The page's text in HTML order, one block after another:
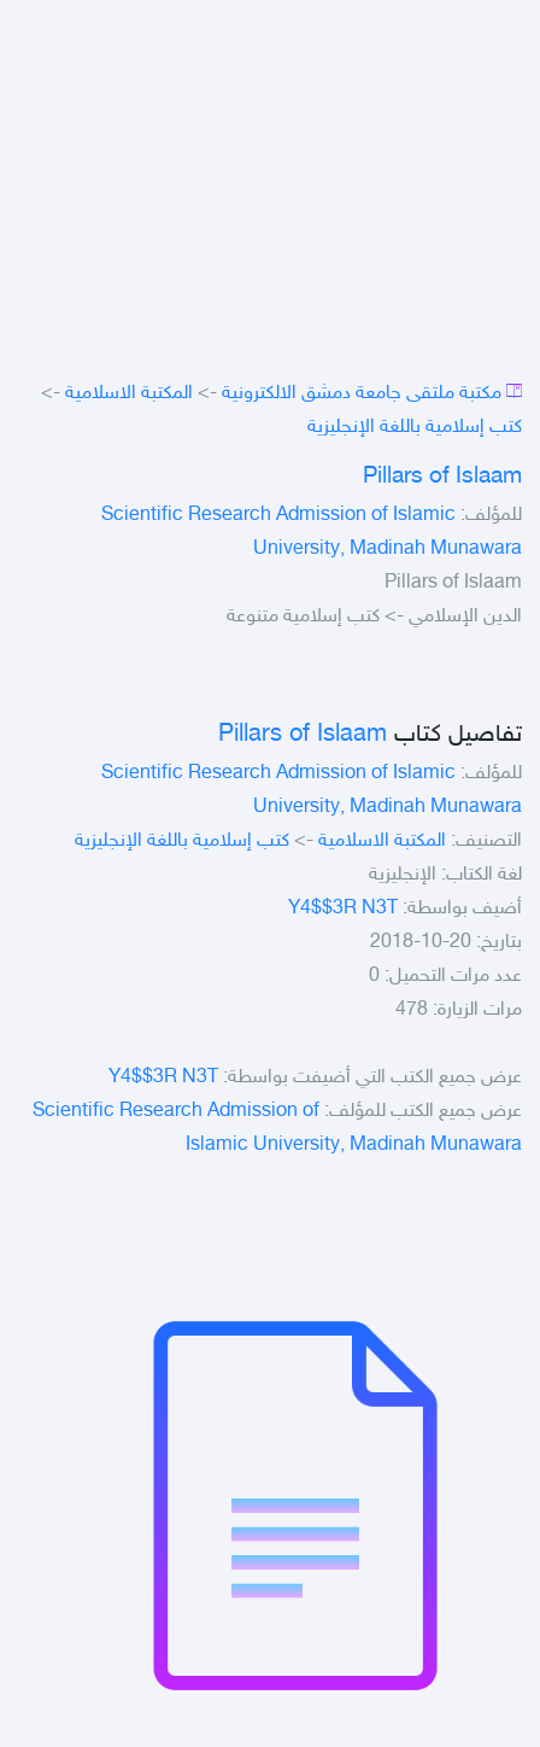
مكتبة ملتقى جامعة دمشق الالكترونية -> المكتبة الاسلامية ->
كتب إسلامية باللغة الإنجليزية
Pillars of Islaam
للمؤلف: Scientific Research Admission of Islamic
University, Madinah Munawara
Pillars of Islaam
الدين الإسلامي -> كتب إسلامية متنوعة
تفاصيل كتاب Pillars of Islaam
للمؤلف: Scientific Research Admission of Islamic
University, Madinah Munawara
التصنيف: المكتبة الاسلامية -> كتب إسلامية باللغة الإنجليزية
لغة الكتاب: الإنجليزية
أضيف بواسطة: Y4$$3R N3T
بتاريخ: 20-10-2018
عدد مرات التحميل: 0
مرات الزيارة: 478
عرض جميع الكتب التي أضيفت بواسطة: Y4$$3R N3T
عرض جميع الكتب للمؤلف: Scientific Research Admission of
Islamic University, Madinah Munawara